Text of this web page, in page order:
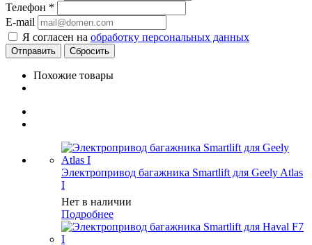
Телефон *
E-mail
Я согласен на обработку персональных данных
Сбросить
Похожие товары
Электропривод багажника Smartlift для Geely Atlas
I
Нет в наличии
Подробнее